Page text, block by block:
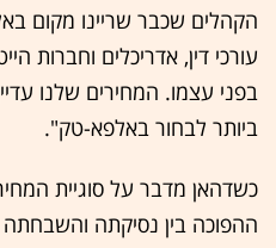
הקהלים שכבר שריינו מקום
עורכי דין, אדריכלים וחברות
בפני עצמו. המחירים שלנו
ביותר לבחור באלפא-טק".
כשדהאן מדבר על סוגיית
ההפוכה בין נסיקתה